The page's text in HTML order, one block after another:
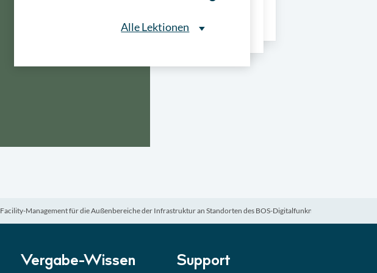
Alle Lektionen
Alle Lektionen
Lektion 5 Eignung im Vergabeverfahren► 3:18 Min
Lektion 6 Abgabe von Angeboten Lektion
Facility-Management für die Außenbereiche der Infrastruktur an Standorten des BOS-Digitalfunknetzes Brandenburg
Vergabe-Wissen Support